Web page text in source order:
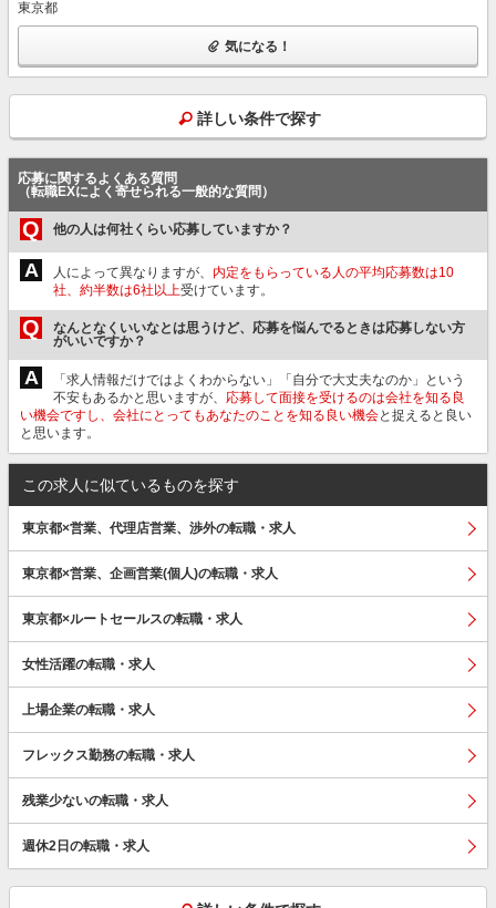
東京都
気になる！
詳しい条件で探す
応募に関するよくある質問
（転職EXによく寄せられる一般的な質問）
Q 他の人は何社くらい応募していますか？
A 人によって異なりますが、 内定をもらっている人の平均応募数は10
社、約半数は6社以上受けています。
Q
なんとなくいいなとは思うけど、応募を悩んでるときは応募しない方
がいいですか？
A
「求人情報だけではよくわからない」「自分で大丈夫なのか」という
不安もあるかと思いますが、 応募して面接を受けるのは会社を知る良
い機会ですし、会社にとってもあなたのことを知る良い機会と捉えると良い
と思います。
この求人に似ているものを探す
東京都×営業、代理店営業、渉外の転職・求人
東京都×営業、企画営業(個人)の転職・求人
東京都×ルートセールスの転職・求人
女性活躍の転職・求人
上場企業の転職・求人
フレックス勤務の転職・求人
残業少ないの転職・求人
週休2日の転職・求人